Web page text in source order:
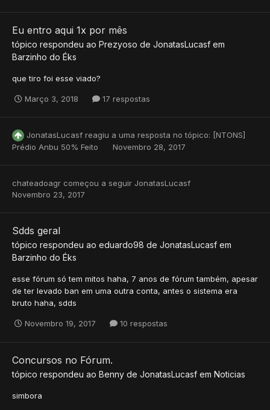
Eu entro aqui 1x por mês
tópico respondeu ao Prezyoso de JonatasLucasf em
Barzinho do Éks
que tiro foi esse viado?
Março 3, 2018 17 respostas
JonatasLucasf reagiu a uma resposta no tópico: [NTONS]
Prédio Anbu 50% Feito
Novembro 28, 2017
chateadoagr começou a seguir JonatasLucasf
Novembro 23, 2017
Sdds geral
tópico respondeu ao eduardo98 de JonatasLucasf em
Barzinho do Éks
esse fórum só tem mitos haha, 7 anos de fórum também, apesar
de ter levado ban em uma outra conta, antes o sistema era
bruto haha, sdds
Novembro 19, 2017 10 respostas
Concursos no Fórum.
tópico respondeu ao Benny de JonatasLucasf em Noticias
simbora